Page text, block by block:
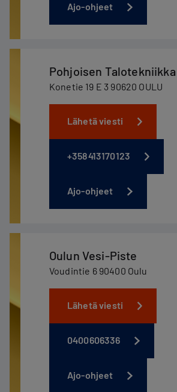
Ajo-ohjeet
Pohjoisen Talotekniikka
Konetie 19 E 3 90620 OULU
Lähetä viesti
+358413170123
Ajo-ohjeet
Oulun Vesi-Piste
Voudintie 6 90400 Oulu
Lähetä viesti
0400606336
Ajo-ohjeet